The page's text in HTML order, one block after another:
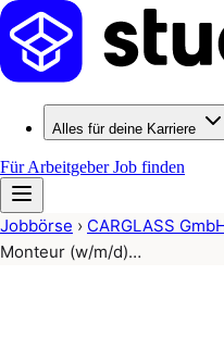
Alles für deine Karriere
Für ArbeitgeberJob finden
Jobbörse › CARGLASS
Monteur (w/m/d)…